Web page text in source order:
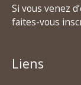
Si vous venez
faites-vous
Liens